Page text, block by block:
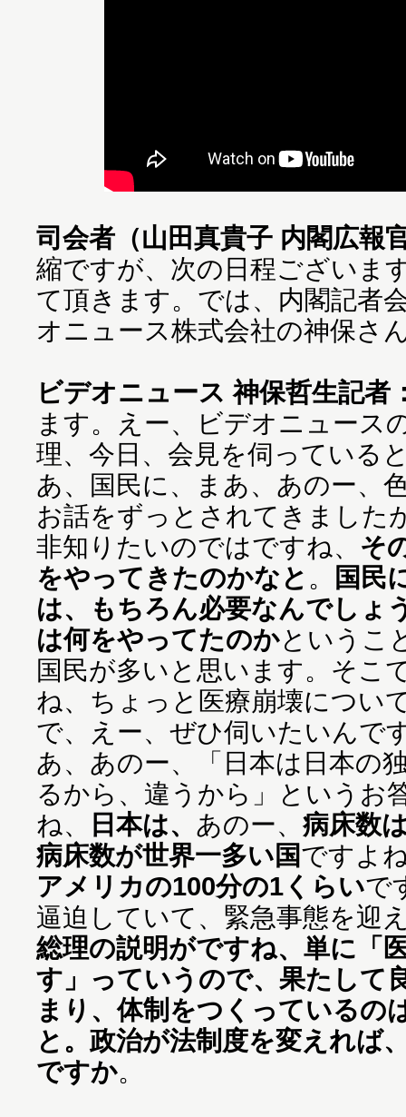
司会者（山田真貴子 内閣広報
縮ですが、次の日程ございま
て頂きます。では、内閣記者
オニュース株式会社の神保さ
ビデオニュース 神保哲生記者
ます。えー、ビデオニュース
理、今日、会見を伺っている
あ、国民に、まあ、あのー、
お話をずっとされてきました
非知りたいのではですね、 そ
をやってきたのかなと 。
国民
は、もちろん必要なんでしょ
は何をやってたのかというこ
国民が多いと思います。そこ
ね、ちょっと医療崩壊につい
で、えー、ぜひ伺いたいんで
あ、あのー、「日本は日本の
るから、違うから」というお
ね、
日本は、 あのー、 病床数
病床数が世界一多い国ですよ
アメリカの100分の1くらいで
逼迫していて、緊急事態を迎
総理の説明がですね、単に「
す」っていうので、果たして
まり、体制をつくっているの
と。政治が法制度を変えれば
ですか。